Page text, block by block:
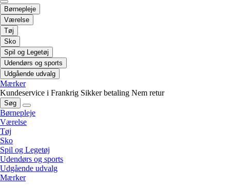
Børnepleje
Værelse
Tøj
Sko
Spil og Legetøj
Udendørs og sports
Udgående udvalg
Mærker
Kundeservice i Frankrig Sikker betaling Nem retur
Søg
Børnepleje
Værelse
Tøj
Sko
Spil og Legetøj
Udendørs og sports
Udgående udvalg
Mærker